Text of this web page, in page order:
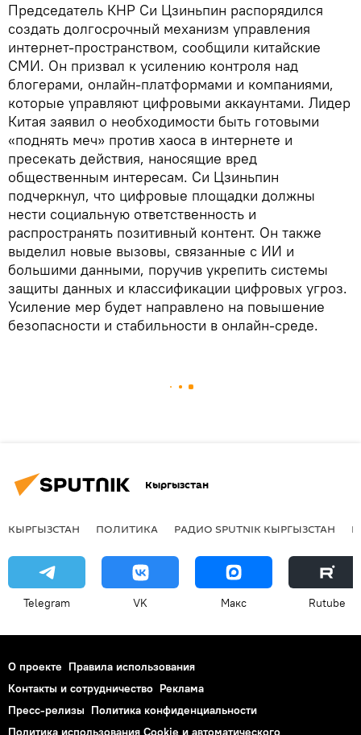
Председатель КНР Си Цзиньпин распорядился
создать долгосрочный механизм управления
интернет-пространством, сообщили китайские
СМИ. Он призвал к усилению контроля над
блогерами, онлайн-платформами и компаниями,
которые управляют цифровыми аккаунтами. Лидер
Китая заявил о необходимости быть готовыми
«поднять меч» против хаоса в интернете и
пресекать действия, наносящие вред
общественным интересам. Си Цзиньпин
подчеркнул, что цифровые площадки должны
нести социальную ответственность и
распространять позитивный контент. Он также
выделил новые вызовы, связанные с ИИ и
большими данными, поручив укрепить системы
защиты данных и классификации цифровых угроз.
Усиление мер будет направлено на повышение
безопасности и стабильности в онлайн-среде.
Кыргызстан
КЫРГЫЗСТАН ПОЛИТИКА РАДИО SPUTNIK КЫРГЫЗСТАН
Telegram VK Макс Rutube
О проекте Правила использования
Контакты и сотрудничество Реклама
Пресс-релизы Политика конфиденциальности
Политика использования Cookie и автоматического